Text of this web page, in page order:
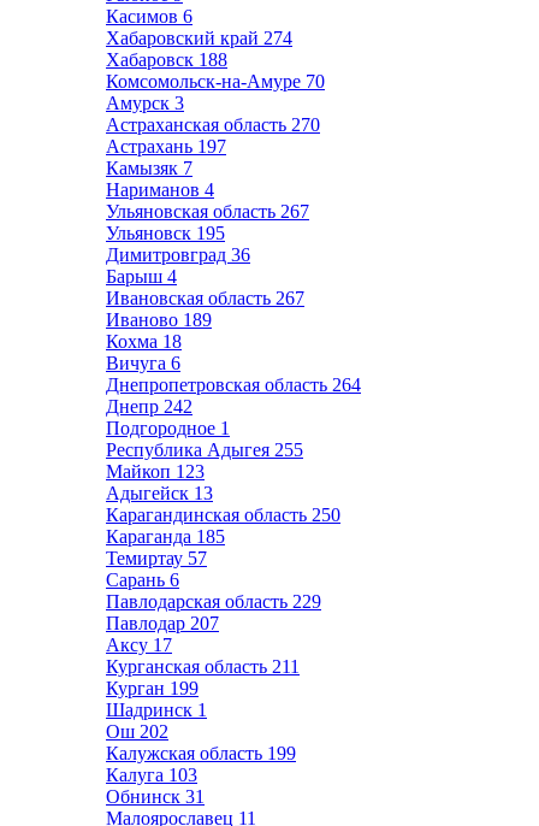
Касимов 6
Хабаровский край 274
Хабаровск 188
Комсомольск-на-Амуре 70
Амурск 3
Астраханская область 270
Астрахань 197
Камызяк 7
Нариманов 4
Ульяновская область 267
Ульяновск 195
Димитровград 36
Барыш 4
Ивановская область 267
Иваново 189
Кохма 18
Вичуга 6
Днепропетровская область 264
Днепр 242
Подгородное 1
Республика Адыгея 255
Майкоп 123
Адыгейск 13
Карагандинская область 250
Караганда 185
Темиртау 57
Сарань 6
Павлодарская область 229
Павлодар 207
Аксу 17
Курганская область 211
Курган 199
Шадринск 1
Ош 202
Калужская область 199
Калуга 103
Обнинск 31
Малоярославец 11